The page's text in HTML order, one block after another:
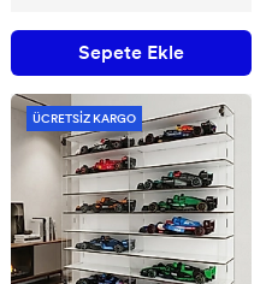
Sepete Ekle
ÜCRETSİZ KARGO